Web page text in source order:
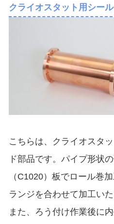
クライオスタット用シー
こちらは、クライオスタ
ド部品です。パイプ形状
（C1020）板でロール巻
ランジを合わせて加工いた
また、ろう付け作業後に